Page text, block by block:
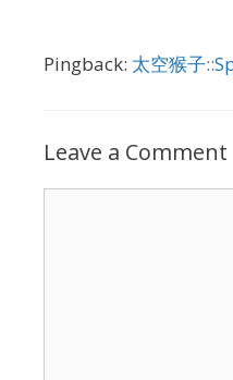
Pingback: 太空猴子
Leave a Comment